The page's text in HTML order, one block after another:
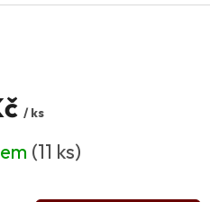
/ ks
(11 ks)